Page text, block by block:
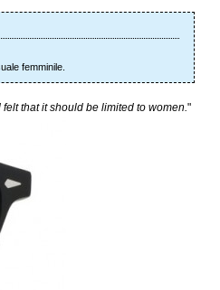
femminile.
that it should be limited to women. "